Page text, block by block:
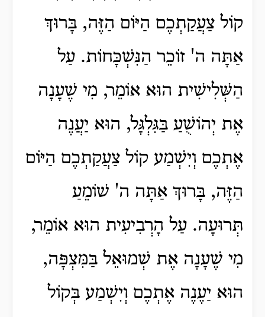
קוֹל צַעֲקַתְכֶם הַיּוֹם הַזֶּה, בָּרוּךְ
אַתָּה ה' זוֹכֵר הַנִּשְׁכָּחוֹת. עַל
הַשְּׁלִישִׁית הוּא אוֹמֵר, מִי שֶׁעָנָה
אֶת יְהוֹשֻׁעַ בַּגִּלְגָּל, הוּא יַעֲנֶה
אֶתְכֶם וְיִשְׁמַע קוֹל צַעֲקַתְכֶם הַיּוֹם
הַזֶּה, בָּרוּךְ אַתָּה ה' שׁוֹמֵעַ
תְּרוּעָה. עַל הָרְבִיעִית הוּא אוֹמֵר,
מִי שֶׁעָנָה אֶת שְׁמוּאֵל בַּמִּצְפָּה,
הוּא יַעֶנֶה אֶתְכֶם וְיִשְׁמַע בְּקוֹל